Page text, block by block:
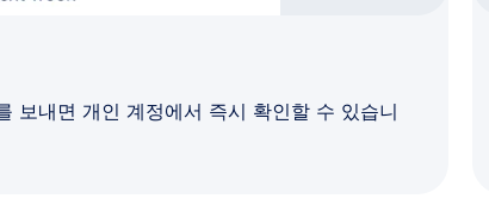
보내면 개인 계정에서 즉시 확인할 수 있습니